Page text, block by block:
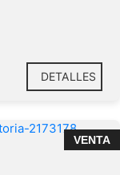
DETALLES
VENTA
DE HACER 2